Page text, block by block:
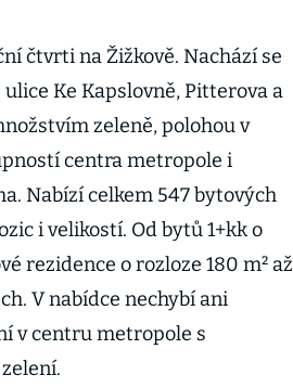
čtvrti na Žižkově. Nachází se
Ke Kapslovně, Pitterova a
zeleně, polohou v
centra metropole i
Nabízí celkem 547 bytových
i velikostí. Od bytů 1+kk o
rezidence o rozloze 180 m² až
V nabídce nechybí ani
v centru metropole s